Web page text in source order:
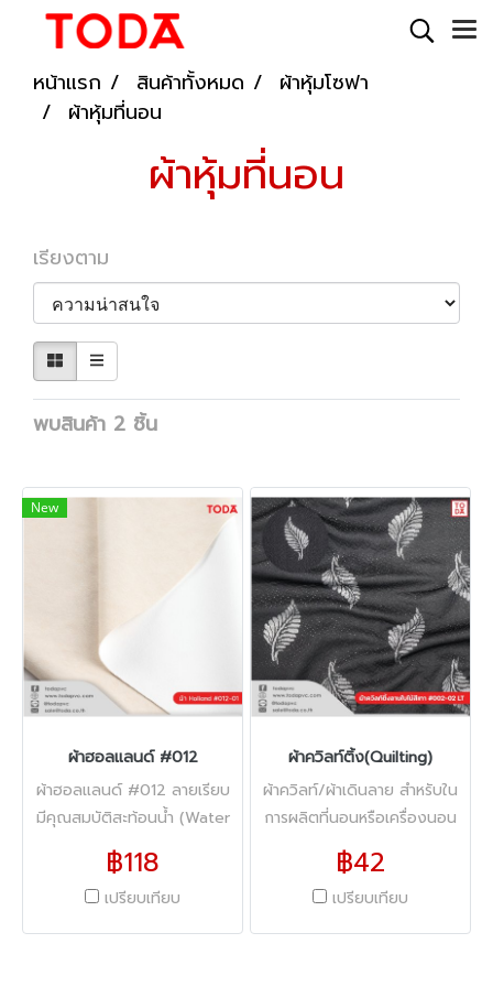
หน้าแรก สินค้าทั้งหมด
ผ้าหุ้มโซฟา
ผ้าหุ้มที่นอน
ผ้าหุ้มที่นอน
เรียงตาม
พบสินค้า 2 ชิ้น
New
ผ้าฮอลแลนด์ #012
ผ้าฮอลแลนด์ #012 ลายเรียบ
มีคุณสมบัติสะท้อนน้ำ (Water
Repellent) ความกว้าง 57" น้ำ
หนัก 360 gsm.
฿118
เปรียบเทียบ
ผ้าควิลท์ติ้ง(Quilting)
ผ้าควิลท์/ผ้าเดินลาย สำหรับใน
การผลิตที่นอนหรือเครื่องนอน
สามารถเลือกลายได้หลากหลาย
รูปแบบ ความหนา : 180 gsm. -
220 gsm ความกว้าง 2.20
เมตร
฿42
เปรียบเทียบ